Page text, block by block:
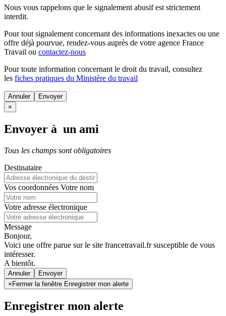
Nous vous rappelons que le signalement abusif est strictement
interdit.
Pour tout signalement concernant des informations inexactes ou une
offre déjà pourvue, rendez-vous auprès de votre agence France
Travail ou contactez-nous
Pour toute information concernant le droit du travail, consultez
les fiches pratiques du Ministère du travail
Annuler
×
Envoyer à un ami
Tous les champs sont obligatoires
Destinataire
Vos coordonnées Votre nom
Votre adresse électronique
Message
Bonjour,
Voici une offre parue sur le site francetravail.fr susceptible de vous
intéresser.
A bientôt.
Annuler
× Fermer la fenêtre Enregistrer mon alerte
Enregistrer mon alerte